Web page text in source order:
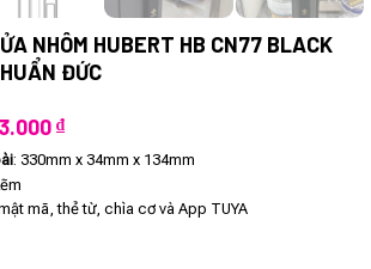
NHÔM HUBERT HB CN77 BLACK
ĐỨC
₫.
₫Giá
tại
6.293.000 ₫.
: 330mm x 34mm x 134mm
mã, thẻ từ, chìa cơ và App TUYA